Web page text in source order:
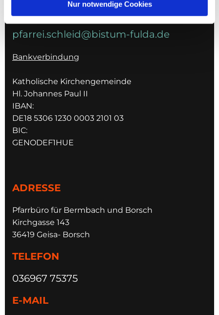
Nur notwendige Cookies
pfarrei.schleid@bistum-fulda.de
Bankverbindung
Katholische Kirchengemeinde
Hl. Johannes Paul II
IBAN:
DE18 5306 1230 0003 2101 03
BIC:
GENODEF1HUE
ADRESSE
Pfarrbüro für Bermbach und Borsch
Kirchgasse 143
36419 Geisa- Borsch
TELEFON
036967 75375
E-MAIL